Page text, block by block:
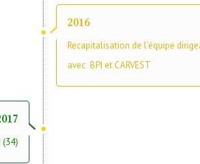
2016
Recapitalisation de l’équipe
avec BPI et CARVEST
(34)